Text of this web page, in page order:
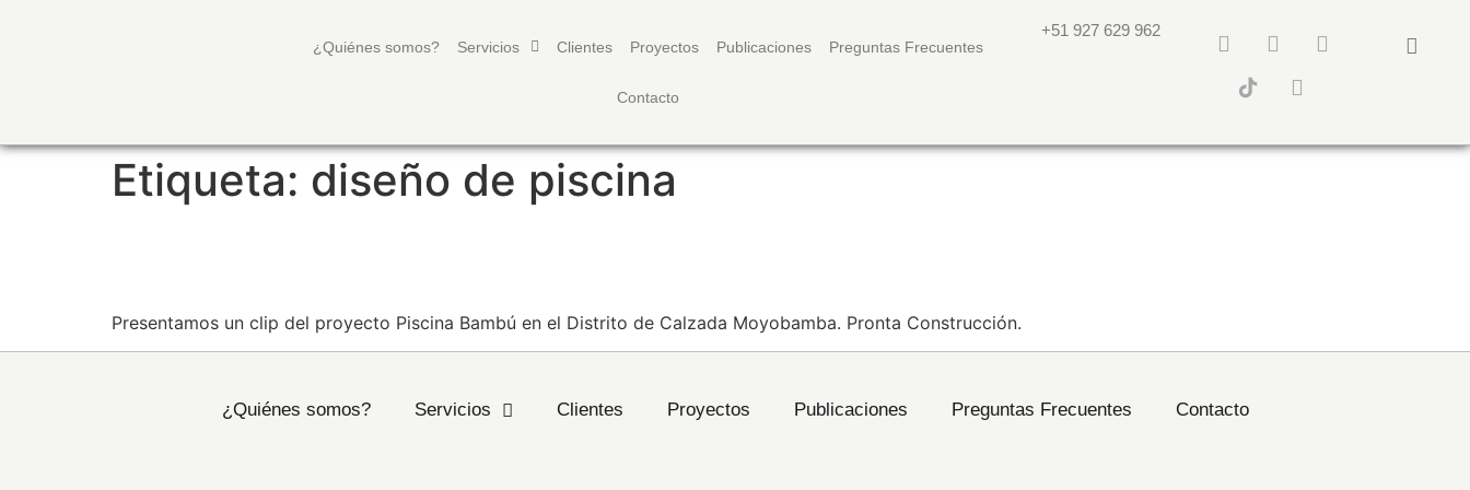
¿Quiénes somos? Servicios Clientes Proyectos Publicaciones Preguntas Frecuentes
Contacto
+51 927 629 962
Etiqueta: diseño de piscina
Presentamos un clip del proyecto Piscina Bambú en el Distrito de Calzada Moyobamba. Pronta Construcción.
¿Quiénes somos? Servicios Clientes Proyectos Publicaciones Preguntas Frecuentes Contacto